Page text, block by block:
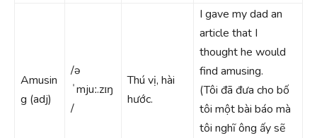
Amusin
g (adj)
/ə
ˈmjuː.zɪŋ
/
Thú vị, hài
hước.
I gave my dad an
article that I
thought he would
find amusing.
(Tôi đã đưa cho bố
tôi một bài báo mà
tôi nghĩ ông ấy sẽ